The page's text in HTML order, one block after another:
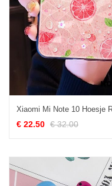
€ 22.50 € 32.00